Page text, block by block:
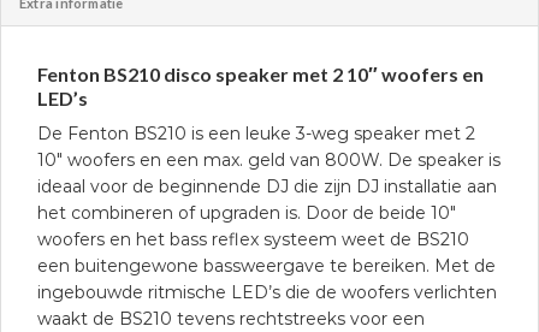
Fenton BS210 disco speaker met 2 10″ woofers en
LED’s
De Fenton BS210 is een leuke 3-weg speaker met 2
10″ woofers en een max. geld van 800W. De speaker is
ideaal voor de beginnende DJ die zijn DJ installatie aan
het combineren of upgraden is. Door de beide 10″
woofers en het bass reflex systeem weet de BS210
een buitengewone bassweergave te bereiken. Met de
ingebouwde ritmische LED’s die de woofers verlichten
waakt de BS210 tevens rechtstreeks voor een